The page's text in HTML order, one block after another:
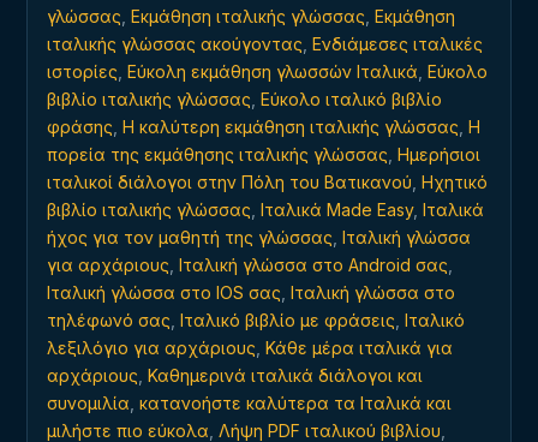
γλώσσας Εκμάθηση ιταλικής γλώσσας Εκμάθηση
ιταλικής γλώσσας ακούγοντας Ενδιάμεσες ιταλικές
ιστορίες Εύκολη εκμάθηση γλωσσών Ιταλικά Εύκολο
βιβλίο ιταλικής γλώσσας Εύκολο ιταλικό βιβλίο
φράσης Η καλύτερη εκμάθηση ιταλικής γλώσσας Η
πορεία της εκμάθησης ιταλικής γλώσσας Ημερήσιοι
ιταλικοί διάλογοι στην Πόλη του Βατικανού Ηχητικό
βιβλίο ιταλικής γλώσσας Ιταλικά Made Easy, Ιταλικά
ήχος για τον μαθητή της γλώσσας Ιταλική γλώσσα
για αρχάριους Ιταλική γλώσσα στο Android σας
Ιταλική γλώσσα στο IOS σας Ιταλική γλώσσα στο
τηλέφωνό σας Ιταλικό βιβλίο με φράσεις Ιταλικό
λεξιλόγιο για αρχάριους Κάθε μέρα ιταλικά για
αρχάριους Καθημερινά ιταλικά διάλογοι και
συνομιλία κατανοήστε καλύτερα τα Ιταλικά και
μιλήστε πιο εύκολα Λήψη PDF ιταλικού βιβλίου